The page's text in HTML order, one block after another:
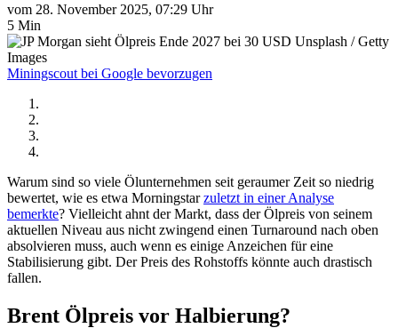
vom 28. November 2025, 07:29 Uhr
5 Min
Unsplash / Getty
Images
Miningscout bei Google bevorzugen
Warum sind so viele Ölunternehmen seit geraumer Zeit so niedrig
bewertet, wie es etwa Morningstarzuletzt in einer Analyse
bemerkte? Vielleicht ahnt der Markt, dass der Ölpreis von seinem
aktuellen Niveau aus nicht zwingend einen Turnaround nach oben
absolvieren muss, auch wenn es einige Anzeichen für eine
Stabilisierung gibt. Der Preis des Rohstoffs könnte auch drastisch
fallen.
Brent Ölpreis vor Halbierung?